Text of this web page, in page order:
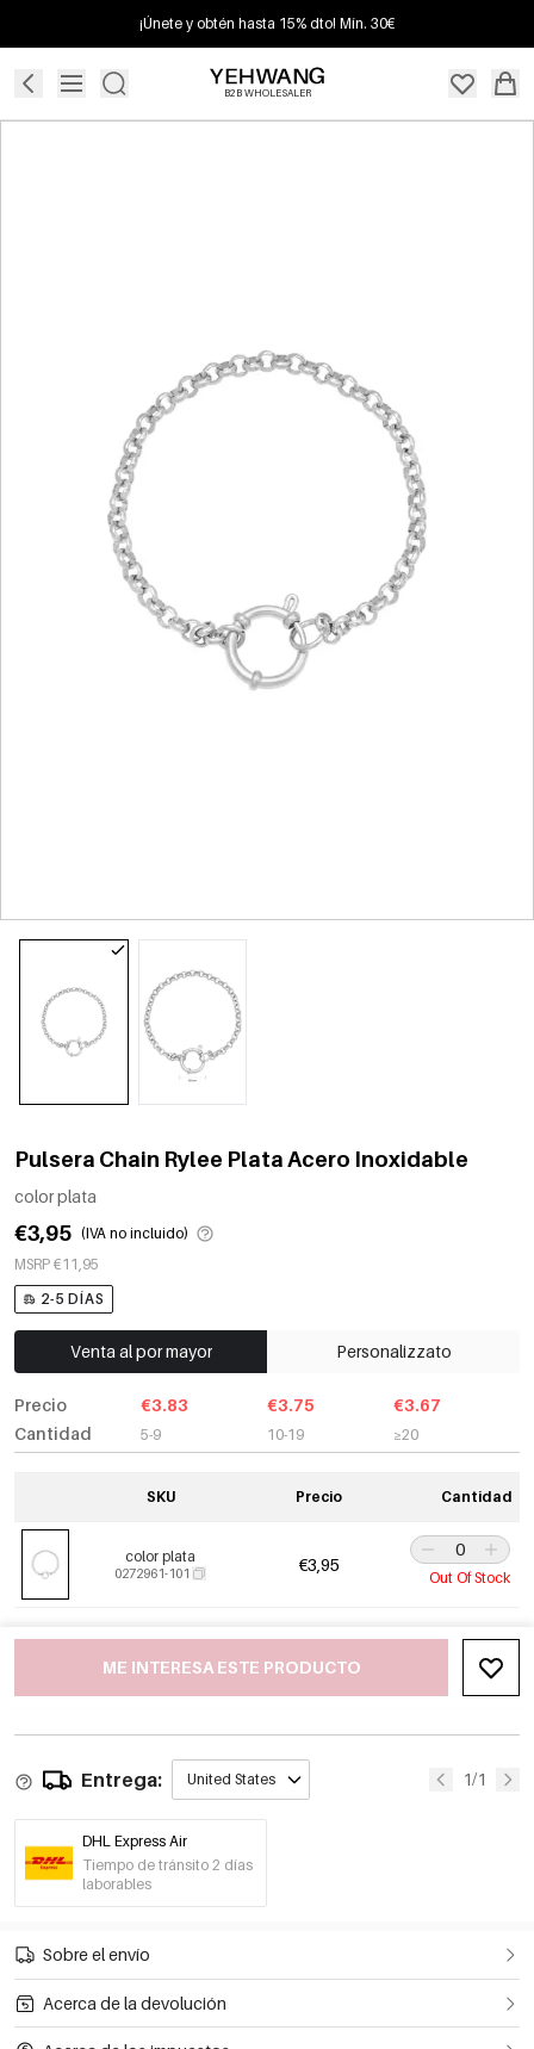
¡Únete y obtén hasta 15% dto! Mín. 30€
B2B WHOLESALER
Pulsera Chain Rylee Plata Acero Inoxidable
color plata
€3,95 (IVA no incluido)
MSRP €11,95
2-5 DÍAS
Venta al por mayor Personalizzato
Precio
Cantidad
€3.83
5-9
€3.75
10-19
€3.67
≥20
SKU Precio Cantidad
color plata
0272961-101 €3,95
Out Of Stock
ME INTERESA ESTE PRODUCTO
Entrega: United States 1/1
DHL Express Air
Tiempo de tránsito 2 días
laborables
Sobre el envío
Acerca de la devolución